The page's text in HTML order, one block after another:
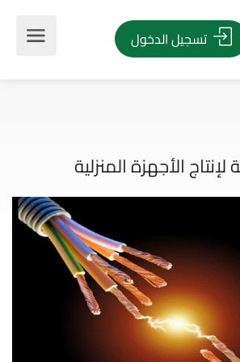
تسجيل الدخول
الأجهزة المنزلية